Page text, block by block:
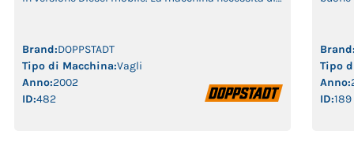
Brand:DOPPSTADT
Tipo di Macchina:Vagli
Anno:2002
ID:482
usato
di
negli
Brand:
Tipo
Anno:
ID:189